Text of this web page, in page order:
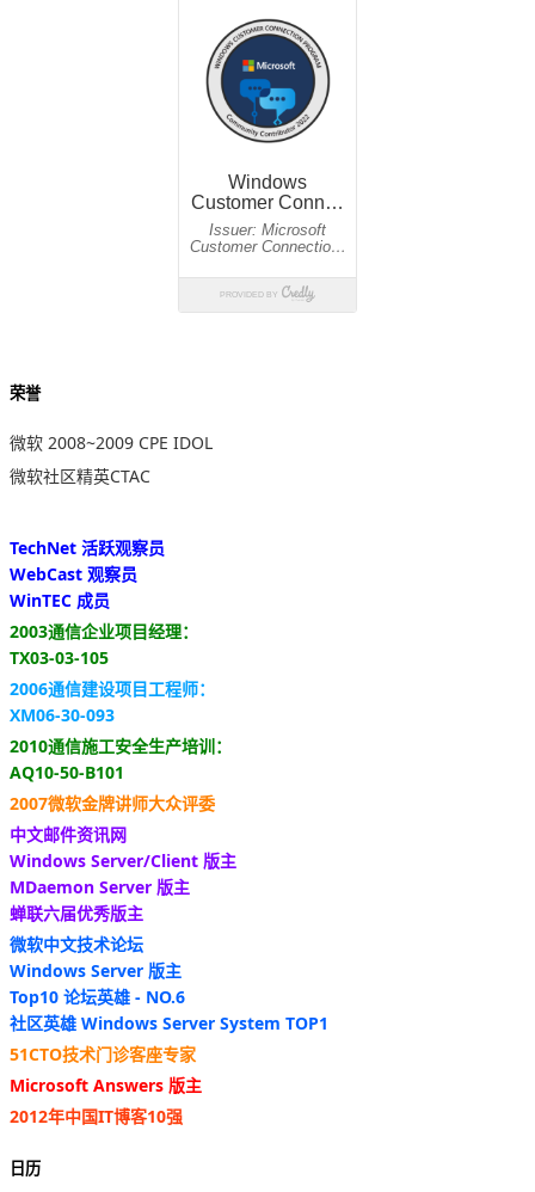
荣誉
微软 2008~2009 CPE IDOL
微软社区精英CTAC
TechNet 活跃观察员
WebCast 观察员
WinTEC 成员
2003通信企业项目经理：
TX03-03-105
2006通信建设项目工程师：
XM06-30-093
2010通信施工安全生产培训：
AQ10-50-B101
2007微软金牌讲师大众评委
中文邮件资讯网
Windows Server/Client 版主
MDaemon Server 版主
蝉联六届优秀版主
微软中文技术论坛
Windows Server 版主
Top10 论坛英雄 - NO.6
社区英雄 Windows Server System TOP1
51CTO技术门诊客座专家
Microsoft Answers 版主
2012年中国IT博客10强
日历